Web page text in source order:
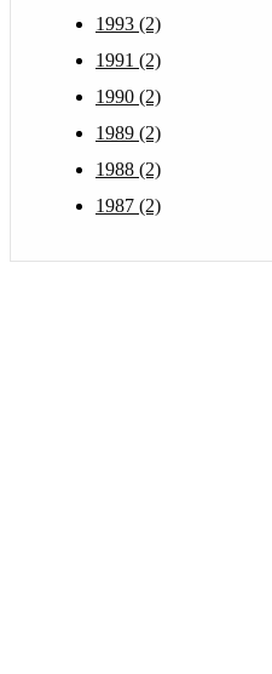
1993 (2)
1991 (2)
1990 (2)
1989 (2)
1988 (2)
1987 (2)